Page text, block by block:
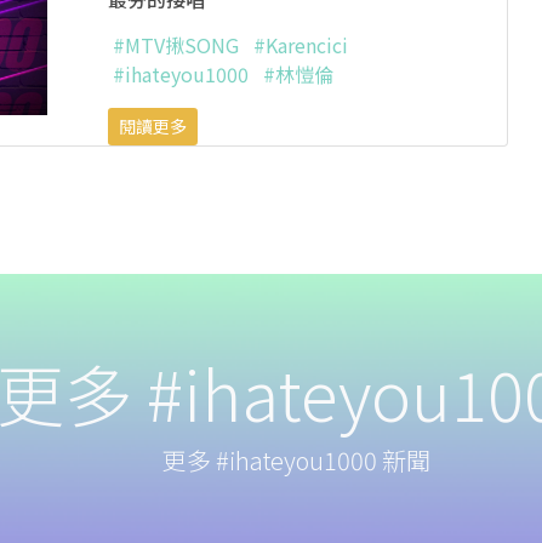
#MTV揪SONG #Karencici
#ihateyou1000 #林愷倫
閱讀更多
更多
更多 #ihateyou1000 新聞